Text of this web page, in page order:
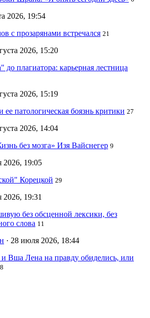
2026, 19:54
с прозарянами встречался 21
2026, 15:20
до плагиатора: карьерная лестница
2026, 15:19
патологическая боязнь критики 27
2026, 14:04
без мозга» Изя Вайснегер 9
2026, 19:05
Корецкой 29
2026, 19:31
без обсценной лексики, без
слова 11
· 28 июля 2026, 18:44
Вша Лена на правду обиделись, или